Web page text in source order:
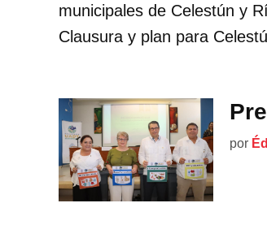
municipales de Celestún y
Clausura y plan para
por